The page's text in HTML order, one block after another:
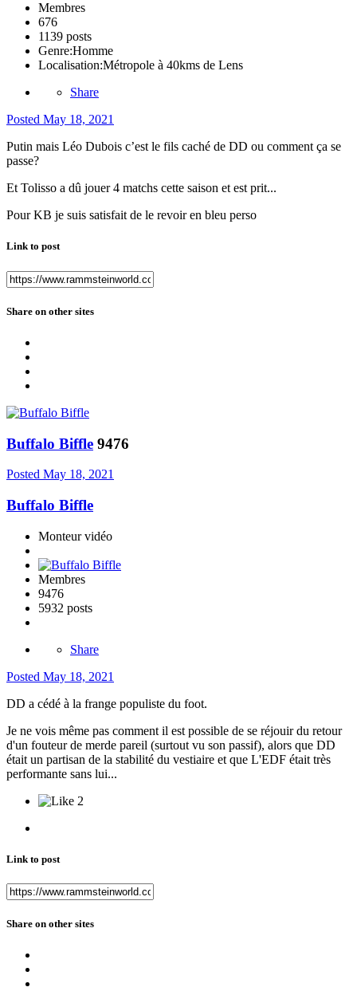
Membres
676
1139 posts
Genre:Homme
Localisation:Métropole à 40kms de Lens
Share
Posted May 18, 2021
Putin mais Léo Dubois c’est le fils caché de DD ou comment ça se
passe?
Et Tolisso a dû jouer 4 matchs cette saison et est prit...
Pour KB je suis satisfait de le revoir en bleu perso
Link to post
Share on other sites
Buffalo Biffle 9476
Posted May 18, 2021
Buffalo Biffle
Monteur vidéo
Membres
9476
5932 posts
Share
Posted May 18, 2021
DD a cédé à la frange populiste du foot.
Je ne vois même pas comment il est possible de se réjouir du retour
d'un fouteur de merde pareil (surtout vu son passif), alors que DD
était un partisan de la stabilité du vestiaire et que L'EDF était très
performante sans lui...
2
Link to post
Share on other sites